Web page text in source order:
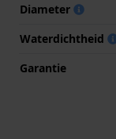
Diameter
Waterdichtheid
Garantie